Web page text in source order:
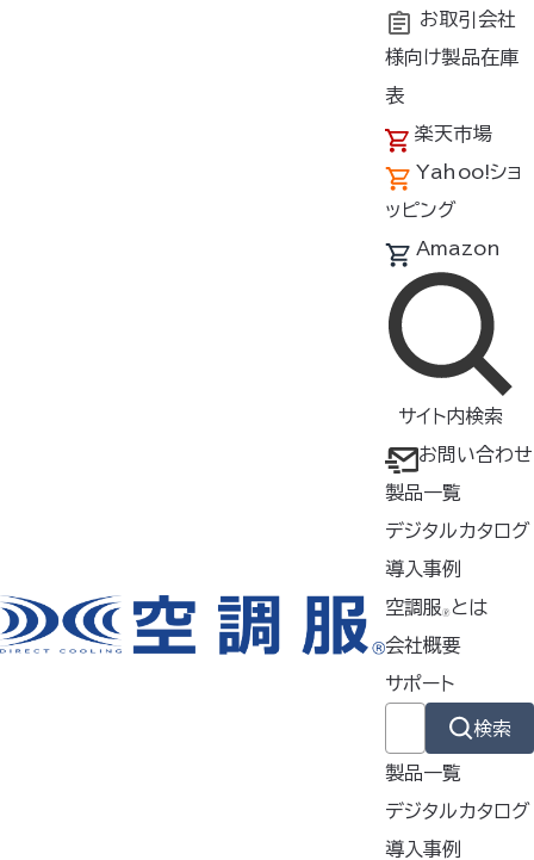
お取引会社
様向け製品在庫
表
楽天市場
Yahoo!ショ
ッピング
Amazon
サイト内検索
お問い合わせ
製品一覧
デジタルカタログ
導入事例
空調服🄬 とは
会社概要
サポート
検索
製品一覧
デジタルカタログ
導入事例
製品ジャンル
検索